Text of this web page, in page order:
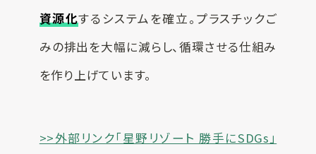
資源化するシステムを確立。プラスチックご
みの排出を大幅に減らし、循環させる仕組み
を作り上げています。
>>外部リンク「星野リゾート 勝手にSDGs」